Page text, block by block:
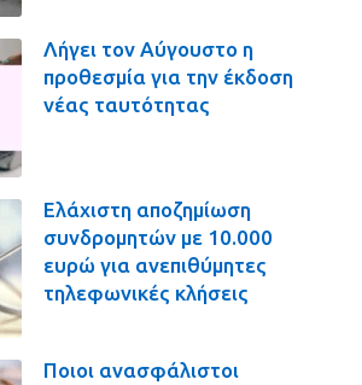
Λήγει τον Αύγουστο η
προθεσμία για την έκδοση
νέας ταυτότητας
Ελάχιστη αποζημίωση
συνδρομητών με 10.000
ευρώ για ανεπιθύμητες
τηλεφωνικές κλήσεις
Ποιοι ανασφάλιστοι